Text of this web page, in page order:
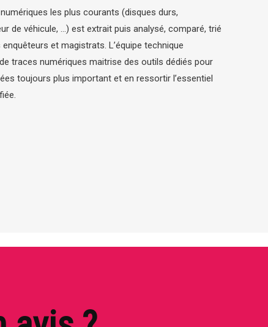
les plus courants (disques durs,
de véhicule, …) est extrait puis analysé, comparé, trié
et magistrats. L’équipe technique
traces numériques maitrise des outils dédiés pour
toujours plus important et en ressortir l’essentiel